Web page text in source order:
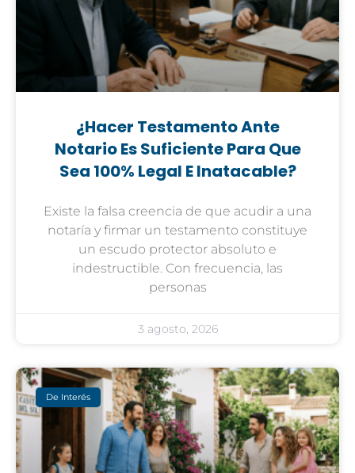
¿Hacer Testamento Ante
Notario Es Suficiente Para Que
Sea 100% Legal E Inatacable?
Existe la falsa creencia de que acudir a una
notaría y firmar un testamento constituye
un escudo protector absoluto e
indestructible. Con frecuencia, las
personas
3 agosto, 2026
De Interés